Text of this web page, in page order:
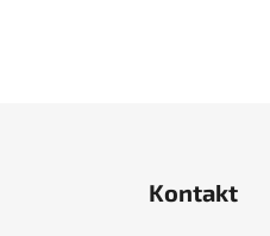
Kontakt